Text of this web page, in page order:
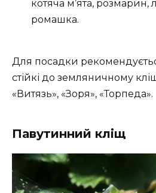
котяча м’ята, розмарин,
ромашка.
Для посадки
стійкі до земляничному
«Витязь», «Зоря», «Торпеда».
Павутинний кліщ